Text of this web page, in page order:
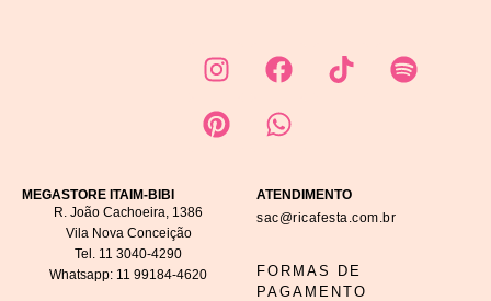
MEGASTORE ITAIM-BIBI
R. João Cachoeira, 1386
Vila Nova Conceição
Tel. 11 3040-4290
Whatsapp: 11 99184-4620
ATENDIMENTO
sac@ricafesta.com.br
FORMAS DE
PAGAMENTO